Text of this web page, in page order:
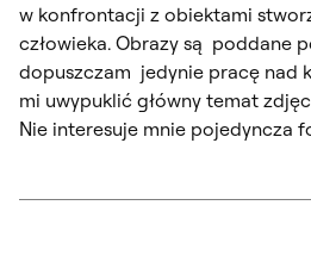
w konfrontacji z obiektami
człowieka. Obrazy są poddane
dopuszczam jedynie pracę nad
mi uwypuklić główny temat
Nie interesuje mnie pojedyncza